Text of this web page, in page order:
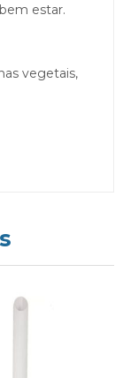
estar.
vegetais,